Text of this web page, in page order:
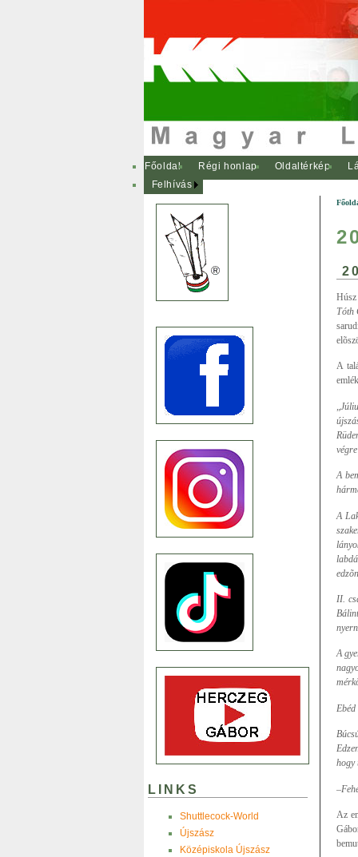
Főoldal Régi honlap Oldaltérkép
Felhívás
LINKS
Shuttlecock-World
Újszász
Középiskola Újszász
Tóth
A
„
A
A
II.
A
hogy
Az